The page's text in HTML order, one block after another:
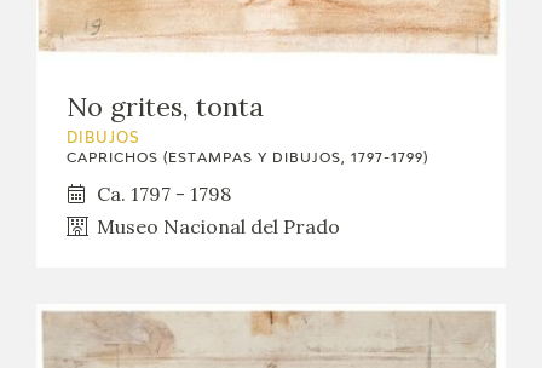
No grites, tonta
DIBUJOS
CAPRICHOS (ESTAMPAS Y DIBUJOS, 1797-1799)
Ca. 1797 - 1798
Museo Nacional del Prado